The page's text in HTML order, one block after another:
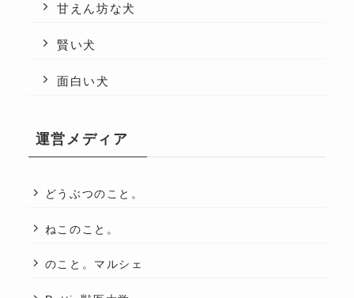
甘えん坊な犬
賢い犬
面白い犬
運営メディア
どうぶつのこと。
ねこのこと。
のこと。マルシェ